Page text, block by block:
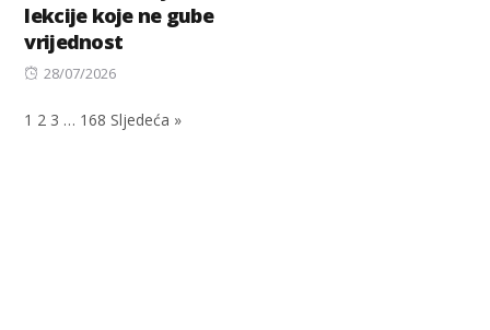
lekcije koje ne gube
vrijednost
Posted
28/07/2026
1 2 3 … 168 Sljedeća »